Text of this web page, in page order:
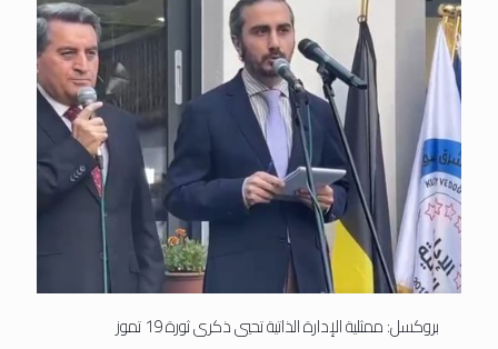
بروكسل: ممثلية الإدارة الذاتية تحيي ذكرى ثورة 19 تموز